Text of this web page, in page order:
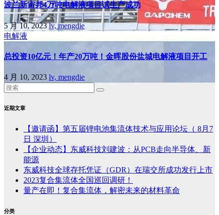
波兰新宙邦4万吨电解液项目试生产成功
5 月 10, 2023lv, mengdie
电解液
总投资10亿元！年产20万吨！金晖股份盐城电解液项目开工
4 月 10, 2023 lv, mengdie
近期文章
【邀请函】第五届锂电池集流体技术与应用论坛（ 8月7
日 深圳）
【企业动态】东威科技刘建波：从PCB走向半导体、新
能源
东威科技全球存托凭证（GDR）在瑞交所成功发行上市
2023复合集流体全国巡回调研！
量产在即！复合集流体，解密未来的材料革命
分类